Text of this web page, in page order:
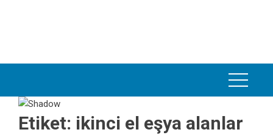
Etiket: ikinci el eşya alanlar